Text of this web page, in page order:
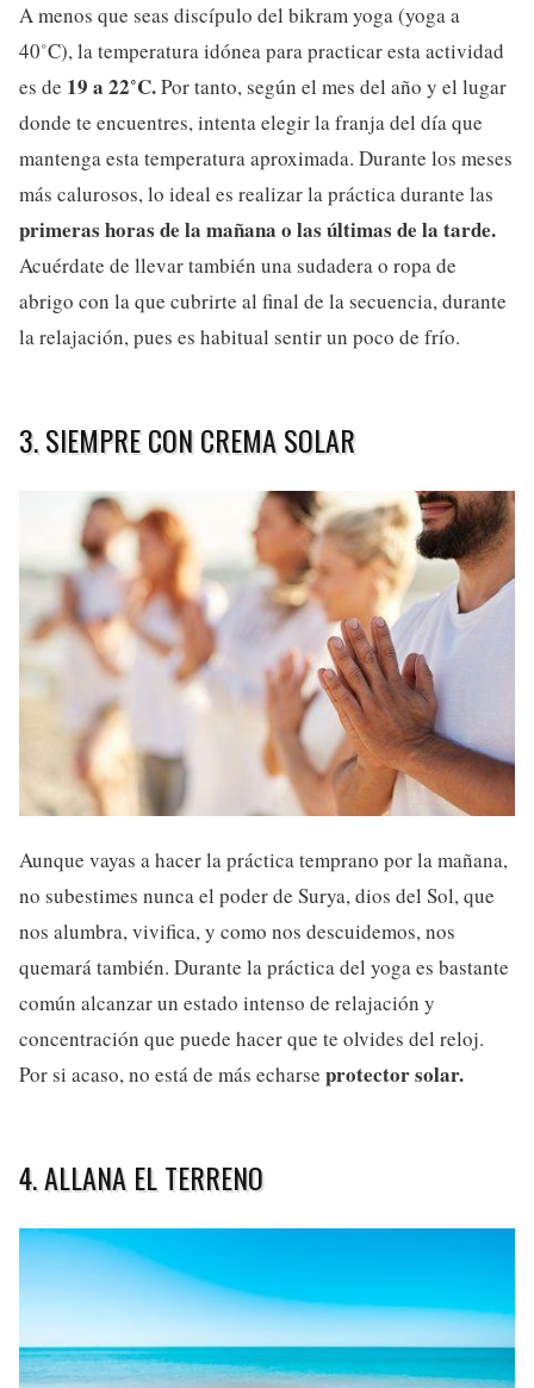
A menos que seas discípulo del bikram yoga (yoga a
40˚C), la temperatura idónea para practicar esta actividad
es de 19 a 22˚C.Por tanto, según el mes del año y el lugar
donde te encuentres, intenta elegir la franja del día que
mantenga esta temperatura aproximada. Durante los meses
más calurosos, lo ideal es realizar la práctica durante las
primeras horas de la mañana o las últimas de la tarde.
Acuérdate de llevar también una sudadera o ropa de
abrigo con la que cubrirte al final de la secuencia, durante
la relajación, pues es habitual sentir un poco de frío.
3. SIEMPRE CON CREMA SOLAR
Aunque vayas a hacer la práctica temprano por la mañana,
no subestimes nunca el poder de Surya, dios del Sol, que
nos alumbra, vivifica, y como nos descuidemos, nos
quemará también. Durante la práctica del yoga es bastante
común alcanzar un estado intenso de relajación y
concentración que puede hacer que te olvides del reloj.
Por si acaso, no está de más echarse protector solar.
4. ALLANA EL TERRENO